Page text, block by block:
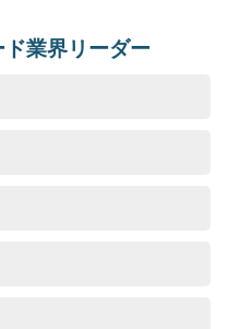
業界リーダー